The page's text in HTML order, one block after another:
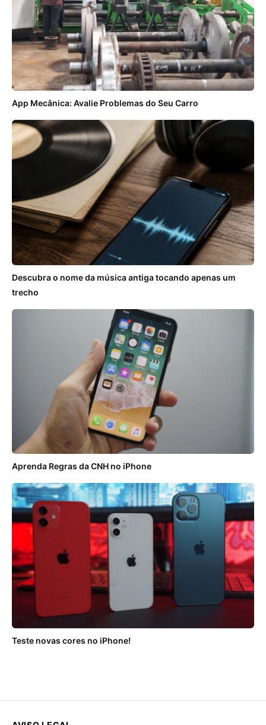
App Mecânica: Avalie Problemas do Seu Carro
Descubra o nome da música antiga tocando apenas um
trecho
Aprenda Regras da CNH no iPhone
Teste novas cores no iPhone!